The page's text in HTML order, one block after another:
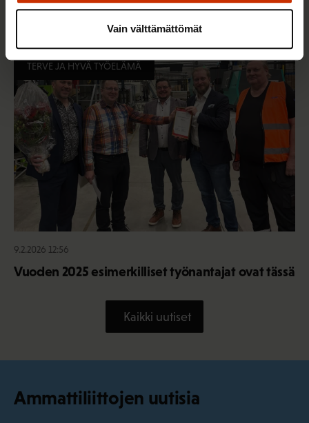
Vain välttämättömät
jaksamista tukevaan terveelliseen syömiseen
TERVE JA HYVÄ TYÖELÄMÄ
9.2.2026 12:56
Vuoden 2025 esimerkilliset työnantajat ovat tässä
Kaikki uutiset
Ammattiliittojen uutisia